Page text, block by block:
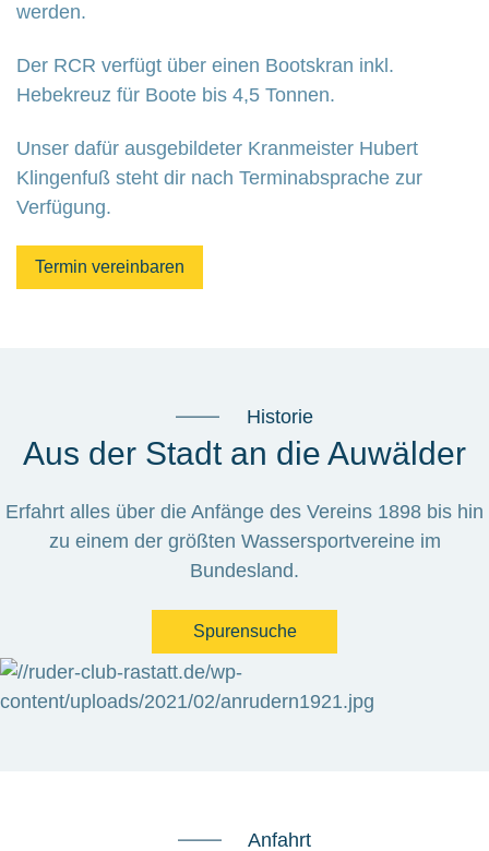
werden.
Der RCR verfügt über einen Bootskran inkl.
Hebekreuz für Boote bis 4,5 Tonnen.
Unser dafür ausgebildeter Kranmeister Hubert
Klingenfuß steht dir nach Terminabsprache zur
Verfügung.
Termin vereinbaren
Historie
Aus der Stadt an die Auwälder
Erfahrt alles über die Anfänge des Vereins 1898 bis hin
zu einem der größten Wassersportvereine im
Bundesland.
Spurensuche
Anfahrt